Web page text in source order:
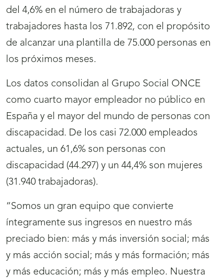
del 4,6% en el número de trabajadoras y
trabajadores hasta los 71.892, con el propósito
de alcanzar una plantilla de 75.000 personas en
los próximos meses.
Los datos consolidan al Grupo Social ONCE
como cuarto mayor empleador no público en
España y el mayor del mundo de personas con
discapacidad. De los casi 72.000 empleados
actuales, un 61,6% son personas con
discapacidad (44.297) y un 44,4% son mujeres
(31.940 trabajadoras).
“Somos un gran equipo que convierte
íntegramente sus ingresos en nuestro más
preciado bien: más y más inversión social; más
y más acción social; más y más formación; más
y más educación; más y más empleo. Nuestra